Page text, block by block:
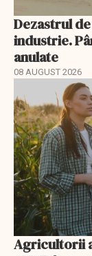
Dezastrul
industrie.
anulate
08 AUGUST 2026
Agricultorii